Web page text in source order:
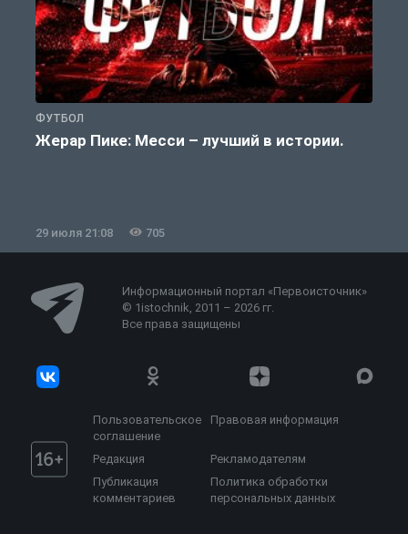
ФУТБОЛ
Жерар Пике: Месси – лучший в истории.
29 июля 21:08 705
Информационный портал «Первоисточник»
© 1istochnik, 2011 – 2026 гг.
Все права защищены
Пользовательское
соглашение
Правовая информация
Редакция
Рекламодателям
Публикация
комментариев
Политика обработки
персональных данных